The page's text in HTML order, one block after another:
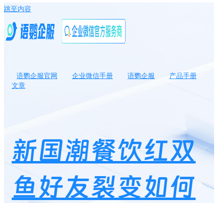
跳至内容
语鹦企服官网 企业微信手册 语鹦企服
产品手册
文章
新国潮餐饮红双
鱼好友裂变如何